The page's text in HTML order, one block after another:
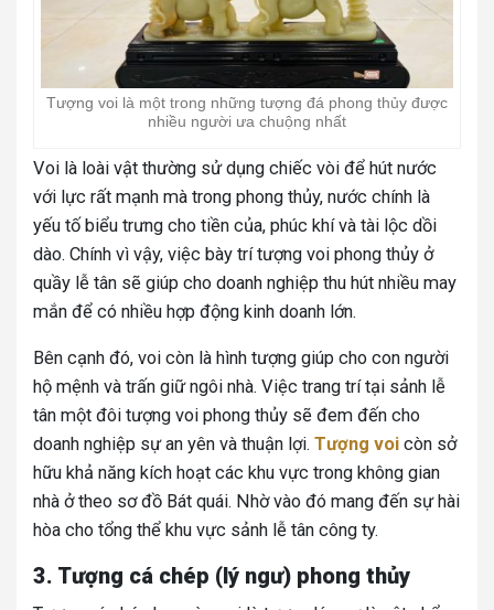
Tượng voi là một trong những tượng đá phong thủy được
nhiều người ưa chuộng nhất
Voi là loài vật thường sử dụng chiếc vòi để hút nước
với lực rất mạnh mà trong phong thủy, nước chính là
yếu tố biểu trưng cho tiền của, phúc khí và tài lộc dồi
dào. Chính vì vậy, việc bày trí tượng voi phong thủy ở
quầy lễ tân sẽ giúp cho doanh nghiệp thu hút nhiều may
mắn để có nhiều hợp động kinh doanh lớn.
Bên cạnh đó, voi còn là hình tượng giúp cho con người
hộ mệnh và trấn giữ ngôi nhà. Việc trang trí tại sảnh lễ
tân một đôi tượng voi phong thủy sẽ đem đến cho
doanh nghiệp sự an yên và thuận lợi. Tượng voi còn sở
hữu khả năng kích hoạt các khu vực trong không gian
nhà ở theo sơ đồ Bát quái. Nhờ vào đó mang đến sự hài
hòa cho tổng thể khu vực sảnh lễ tân công ty.
3. Tượng cá chép (lý ngư) phong thủy